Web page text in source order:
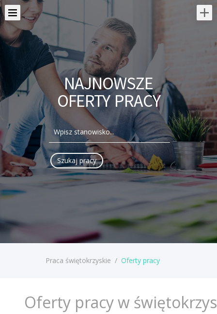
NAJNOWSZE
OFERTY PRACY
Praca świętokrzyskie / Oferty pracy
Oferty pracy w